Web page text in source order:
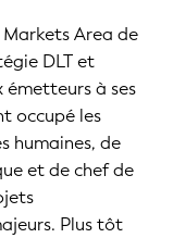
Area de
DLT et
émetteurs à ses
occupé les
humaines, de
et de chef de
Plus tôt